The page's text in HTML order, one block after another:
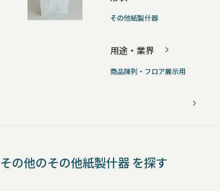
その他紙製什器
用途・業界
商品陳列・フロア展示用
その他のその他紙製什器 を探す